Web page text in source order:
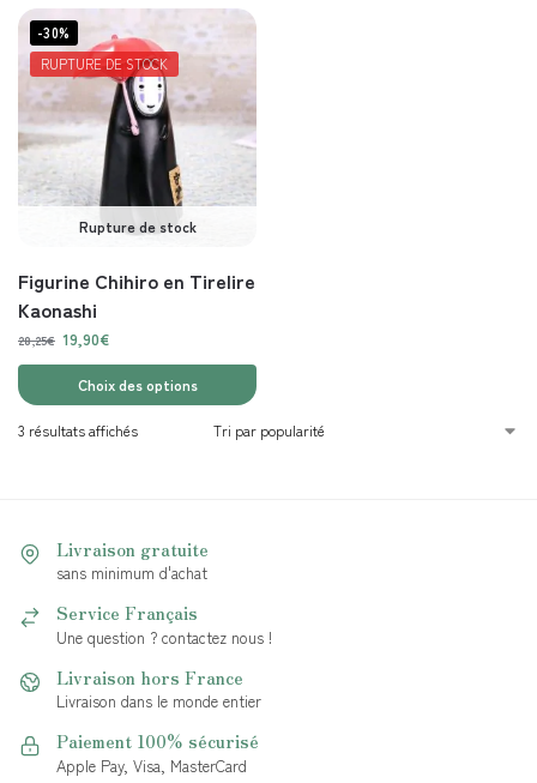
-30%
RUPTURE DE STOCK
Rupture de stock
Figurine Chihiro en Tirelire
Kaonashi
28,25€ 19,90€
Choix des options
3 résultats affichés
Livraison gratuite
sans minimum d'achat
Service Français
Une question ? contactez nous !
Livraison hors France
Livraison dans le monde entier
Paiement 100% sécurisé
Apple Pay, Visa, MasterCard